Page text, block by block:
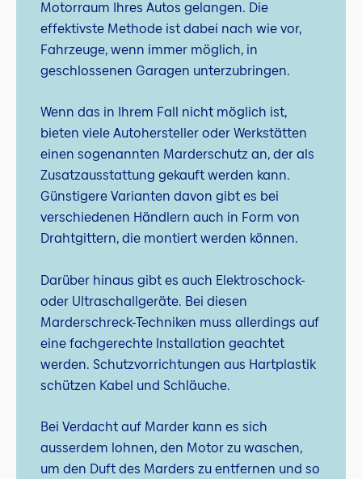
Motorraum Ihres Autos gelangen. Die
effektivste Methode ist dabei nach wie vor,
Fahrzeuge, wenn immer möglich, in
geschlossenen Garagen unterzubringen.
Wenn das in Ihrem Fall nicht möglich ist,
bieten viele Autohersteller oder Werkstätten
einen sogenannten Marderschutz an, der als
Zusatzausstattung gekauft werden kann.
Günstigere Varianten davon gibt es bei
verschiedenen Händlern auch in Form von
Drahtgittern, die montiert werden können.
Darüber hinaus gibt es auch Elektroschock-
oder Ultraschallgeräte. Bei diesen
Marderschreck-Techniken muss allerdings auf
eine fachgerechte Installation geachtet
werden. Schutzvorrichtungen aus Hartplastik
schützen Kabel und Schläuche.
Bei Verdacht auf Marder kann es sich
ausserdem lohnen, den Motor zu waschen,
um den Duft des Marders zu entfernen und so